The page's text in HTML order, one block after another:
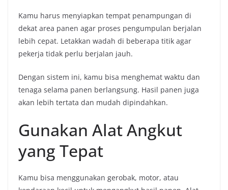
Kamu harus menyiapkan tempat penampungan di
dekat area panen agar proses pengumpulan berjalan
lebih cepat. Letakkan wadah di beberapa titik agar
pekerja tidak perlu berjalan jauh.
Dengan sistem ini, kamu bisa menghemat waktu dan
tenaga selama panen berlangsung. Hasil panen juga
akan lebih tertata dan mudah dipindahkan.
Gunakan Alat Angkut
yang Tepat
Kamu bisa menggunakan gerobak, motor, atau